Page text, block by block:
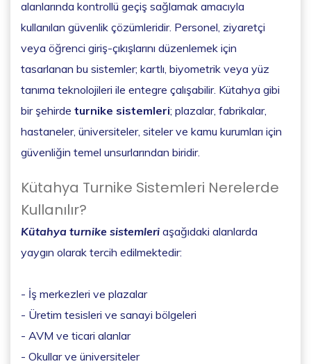
alanlarında kontrollü geçiş sağlamak amacıyla
kullanılan güvenlik çözümleridir. Personel, ziyaretçi
veya öğrenci giriş-çıkışlarını düzenlemek için
tasarlanan bu sistemler; kartlı, biyometrik veya yüz
tanıma teknolojileri ile entegre çalışabilir. Kütahya gibi
bir şehirde turnike sistemleri; plazalar, fabrikalar,
hastaneler, üniversiteler, siteler ve kamu kurumları için
güvenliğin temel unsurlarından biridir.
Kütahya Turnike Sistemleri Nerelerde
Kullanılır?
Kütahya turnike sistemleri aşağıdaki alanlarda
yaygın olarak tercih edilmektedir:
- İş merkezleri ve plazalar
- Üretim tesisleri ve sanayi bölgeleri
- AVM ve ticari alanlar
- Okullar ve üniversiteler